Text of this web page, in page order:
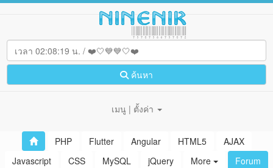
ค้นหา
เมนู | ตั้งค่า
PHP Flutter Angular HTML5
AJAX
Javascript
CSS MySQL jQuery More Forum